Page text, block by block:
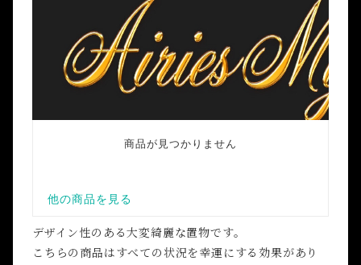
デザイン性のある大変綺麗な置物です。
こちらの商品はすべての状況を幸運にする効果があり